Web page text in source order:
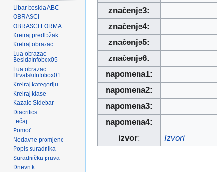
značenje3:
značenje4:
značenje5:
značenje6:
napomena1:
napomena2:
napomena3:
napomena4:
izvor:
Izvori
Libar besida ABC
OBRASCI
OBRASCI FORMA
Kreiraj predložak
Kreiraj obrazac
Lua obrazac
BesidaInfobox05
Lua obrazac
HrvatskiInfobox01
Kreiraj kategoriju
Kreiraj klase
Kazalo Sidebar
Diacritics
Tečaj
Pomoć
Nedavne promjene
Popis suradnika
Suradnička prava
Dnevnik